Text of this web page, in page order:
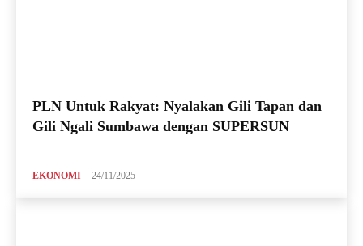
PLN Untuk Rakyat: Nyalakan Gili Tapan dan
Gili Ngali Sumbawa dengan SUPERSUN
EKONOMI 24/11/2025